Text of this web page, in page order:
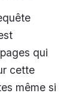
qui
cette
même si